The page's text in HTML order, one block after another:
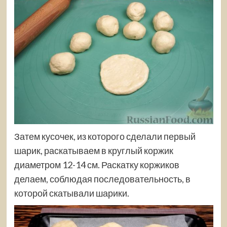
Затем кусочек, из которого сделали первый
шарик, раскатываем в круглый коржик
диаметром 12-14 см. Раскатку коржиков
делаем, соблюдая последовательность, в
которой скатывали шарики.